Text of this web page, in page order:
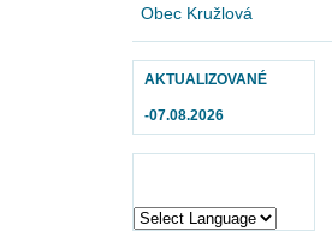
Obec Kružlová
AKTUALIZOVANÉ
-07.08.2026